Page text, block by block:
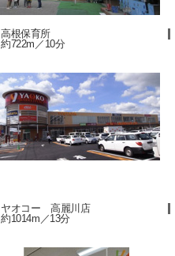
高根保育所
約722m／10分
ヤオコー 高麗川店
約1014m／13分